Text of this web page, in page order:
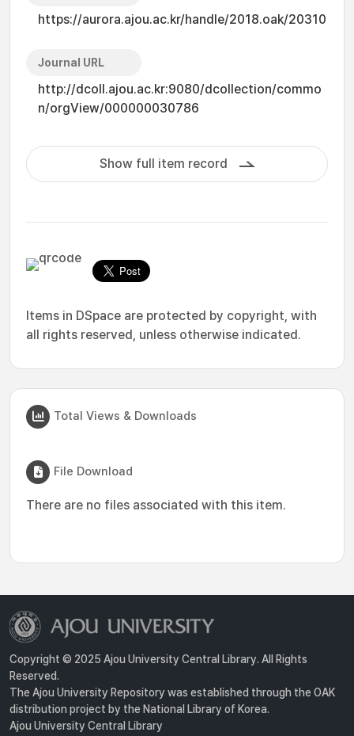
https://aurora.ajou.ac.kr/handle/2018.oak/20310
Journal URL
http://dcoll.ajou.ac.kr:9080/dcollection/commo
n/orgView/000000030786
Show full item record
Items in DSpace are protected by copyright, with
all rights reserved, unless otherwise indicated.
Total Views & Downloads
File Download
There are no files associated with this item.
Copyright © 2025 Ajou University Central Library. All Rights
Reserved.
The Ajou University Repository was established through the OAK
distribution project by the National Library of Korea.
Ajou University Central Library